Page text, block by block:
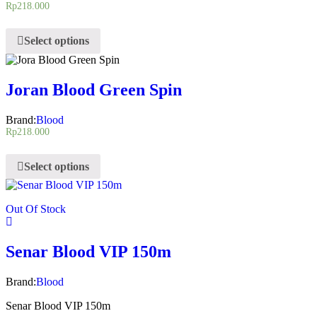
Rp218.000
Select options
Joran Blood Green Spin
Brand:Blood
Rp218.000
Select options
Out Of Stock
Senar Blood VIP 150m
Brand:Blood
Senar Blood VIP 150m